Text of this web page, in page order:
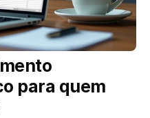
para quem